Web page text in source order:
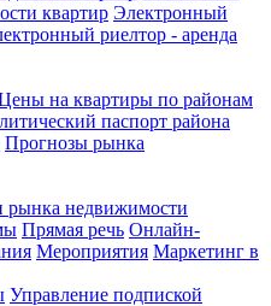
квартир Электронный
риелтор - аренда
на квартиры по районам
паспорт района
Прогнозы рынка
рынка недвижимости
Прямая речь Онлайн-
Мероприятия Маркетинг в
Управление подпиской